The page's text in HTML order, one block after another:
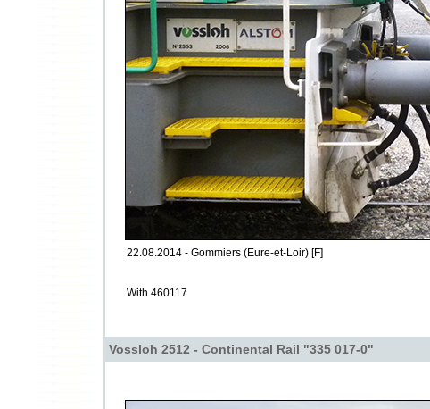
22.08.2014 - Gommiers (Eure-et-Loir) [F]
With 460117
Vossloh 2512 - Continental Rail "335 017-0"